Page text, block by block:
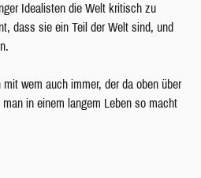
Idealisten die Welt kritisch zu
dass sie ein Teil der Welt sind, und
wem auch immer, der da oben über
in einem langem Leben so macht